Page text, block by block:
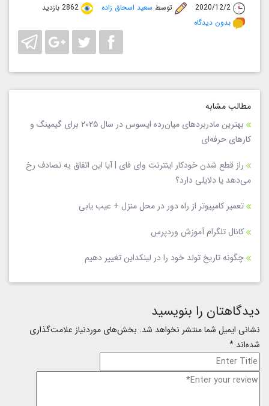
2020/12/2 توسطسعید اسحاق زاده
2862 بازدید
بدون دیدگاه
مطالب مشابه
بهترین مادربردهای میان‌رده ایسوس در سال ۲۰۲۵ برای گیمینگ و
کارهای حرفه‌ای
راز قطع شدن خودکار اینترنت وای فای | آیا این اتفاق به تصادف رخ
می‌دهد یا دلایلی دارد؟
تعمیر کامپیوتر از راه دور در محل منزل + عیب یابی
کانال تلگرام آموزش وردپرس
چگونه تاریخ تولد خود را در لینکداین تغییر دهیم
دیدگاهتان را بنویسید
نشانی ایمیل شما منتشر نخواهد شد. بخش‌های موردنیاز علامت‌گذاری
شده‌اند *